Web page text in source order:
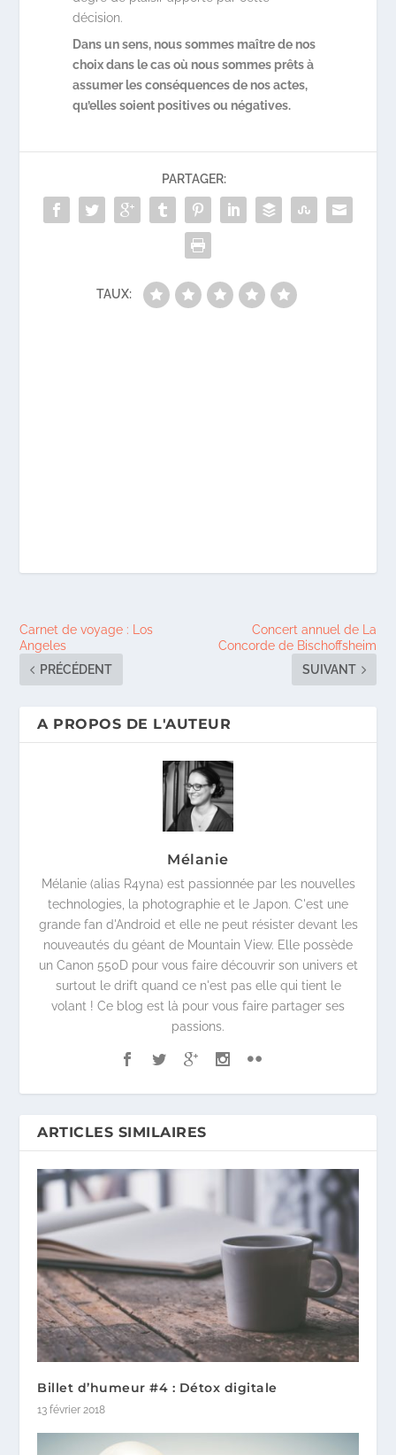
décision.
Dans un sens, nous sommes maître de nos
choix dans le cas où nous sommes prêts à
assumer les conséquences de nos actes,
qu’elles soient positives ou négatives.
PARTAGER:
TAUX:
Carnet de voyage : Los
Angeles
PRÉCÉDENT
Concert annuel de La
Concorde de Bischoffsheim
SUIVANT
A PROPOS DE L'AUTEUR
Mélanie
Mélanie (alias R4yna) est passionnée par les nouvelles
technologies, la photographie et le Japon. C'est une
grande fan d'Android et elle ne peut résister devant les
nouveautés du géant de Mountain View. Elle possède
un Canon 550D pour vous faire découvrir son univers et
surtout le drift quand ce n'est pas elle qui tient le
volant ! Ce blog est là pour vous faire partager ses
passions.
ARTICLES SIMILAIRES
Billet d’humeur #4 : Détox digitale
13 février 2018